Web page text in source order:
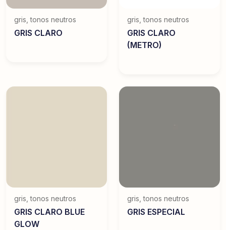
gris ,tonos neutros
GRIS CLARO
gris ,tonos neutros
GRIS CLARO
(METRO)
gris ,tonos neutros
GRIS CLARO BLUE
GLOW
gris ,tonos neutros
GRIS ESPECIAL